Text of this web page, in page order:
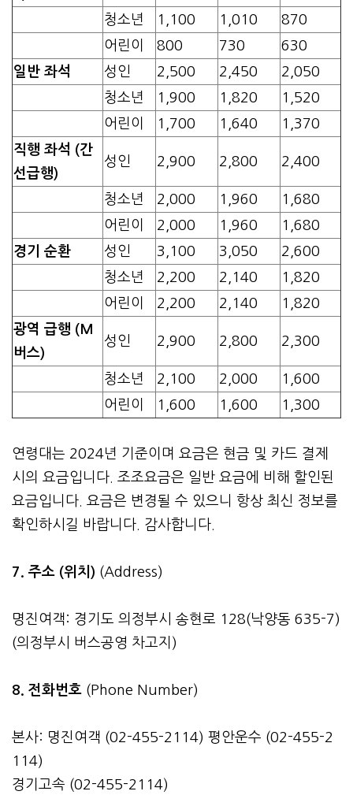
청소년
1,100 1,010
870
어린이
800 730
630
일반 좌석
성인 2,500 2,450
2,050
청소년
1,900 1,820
1,520
어린이
1,700 1,640
1,370
직행 좌석 (간
선급행)
성인 2,900 2,800 2,400
청소년 2,000 1,960
1,680
어린이
2,000 1,960
1,680
경기 순환
성인 3,100 3,050
2,600
청소년
2,200 2,140
1,820
어린이
2,200 2,140
1,820
광역 급행 (M
버스)
성인 2,900 2,800 2,300
청소년 2,100 2,000
1,600
어린이
1,600 1,600 1,300
연령대는 2024년 기준이며 요금은 현금 및 카드 결제
시의 요금입니다. 조조요금은 일반 요금에 비해 할인된
요금입니다. 요금은 변경될 수 있으니 항상 최신 정보를
확인하시길 바랍니다. 감사합니다.
7. 주소 (위치) (Address)
명진여객: 경기도 의정부시 송현로 128(낙양동 635-7)
(의정부시 버스공영 차고지)
8. 전화번호 (Phone Number)
본사: 명진여객 (02-455-2114) 평안운수 (02-455-2
114)
경기고속 (02-455-2114)